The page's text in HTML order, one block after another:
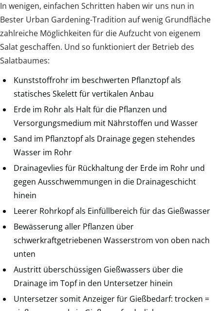
In wenigen, einfachen Schritten haben wir uns nun in
Bester Urban Gardening-Tradition auf wenig Grundfläche
zahlreiche Möglichkeiten für die Aufzucht von eigenem
Salat geschaffen. Und so funktioniert der Betrieb des
Salatbaumes:
Kunststoffrohr im beschwerten Pflanztopf als
statisches Skelett für vertikalen Anbau
Erde im Rohr als Halt für die Pflanzen und
Versorgungsmedium mit Nährstoffen und Wasser
Sand im Pflanztopf als Drainage gegen stehendes
Wasser im Rohr
Drainagevlies für Rückhaltung der Erde im Rohr und
gegen Ausschwemmungen in die Drainageschicht
hinein
Leerer Rohrkopf als Einfüllbereich für das Gießwasser
Bewässerung aller Pflanzen über
schwerkraftgetriebenen Wasserstrom von oben nach
unten
Austritt überschüssigen Gießwassers über die
Drainage im Topf in den Untersetzer hinein
Untersetzer somit Anzeiger für Gießbedarf: trocken =